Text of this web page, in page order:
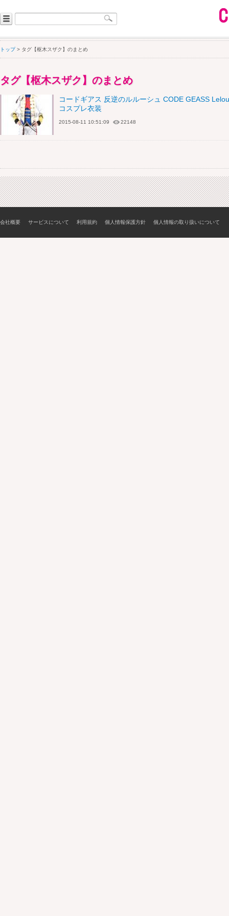
トップ> タグ【枢木スザク】のまとめ
タグ【枢木スザク】のまとめ
コードギアス 反逆のルルーシュ CODE GEASS
コスプレ衣装
2015-08-11 10:51:09 22148
会社概要 サービスについて 利用規約 個人情報保護方針 個人情報の取り扱いについて